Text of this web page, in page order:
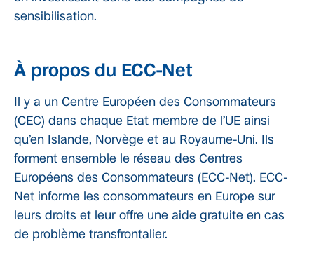
sensibilisation.
À propos du ECC-Net
Il y a un Centre Européen des Consommateurs
(CEC) dans chaque Etat membre de l’UE ainsi
qu’en Islande, Norvège et au Royaume-Uni. Ils
forment ensemble le réseau des Centres
Européens des Consommateurs (ECC-Net). ECC-
Net informe les consommateurs en Europe sur
leurs droits et leur offre une aide gratuite en cas
de problème transfrontalier.